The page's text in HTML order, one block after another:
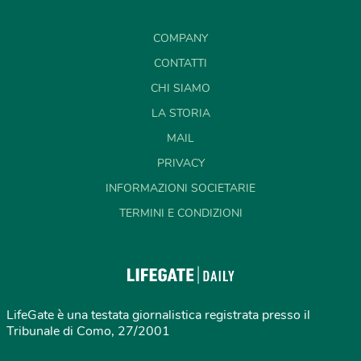
COMPANY
CONTATTI
CHI SIAMO
LA STORIA
MAIL
PRIVACY
INFORMAZIONI SOCIETARIE
TERMINI E CONDIZIONI
LifeGate è una testata giornalistica registrata presso il
Tribunale di Como, 27/2001